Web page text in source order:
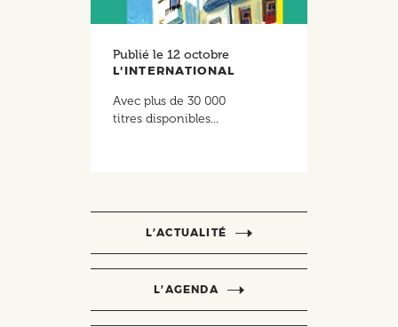
Publié le 12 octobre
L'INTERNATIONAL
Avec plus de 30 000
titres disponibles...
L’ACTUALITÉ
L’AGENDA